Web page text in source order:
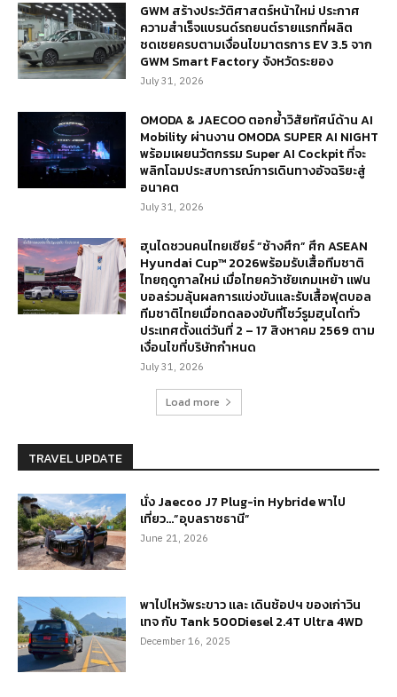
GWM สร้างประวัติศาสตร์หน้าใหม่ ประกาศ
ความสำเร็จแบรนด์รถยนต์รายแรกที่ผลิต
ชดเชยครบตามเงื่อนไขมาตรการ EV 3.5 จาก
GWM Smart Factory จังหวัดระยอง
July 31, 2026
OMODA & JAECOO ตอกย้ำวิสัยทัศน์ด้าน AI
Mobility ผ่านงาน OMODA SUPER AI NIGHT
พร้อมเผยนวัตกรรม Super AI Cockpit ที่จะ
พลิกโฉมประสบการณ์การเดินทางอัจฉริยะสู่
อนาคต
July 31, 2026
ฮุนไดชวนคนไทยเชียร์ “ช้างศึก” ศึก ASEAN
Hyundai Cup™ 2026พร้อมรับเสื้อทีมชาติ
ไทยฤดูกาลใหม่ เมื่อไทยคว้าชัยเกมเหย้า แฟน
บอลร่วมลุ้นผลการแข่งขันและรับเสื้อฟุตบอล
ทีมชาติไทยเมื่อทดลองขับที่โชว์รูมฮุนไดทั่ว
ประเทศตั้งแต่วันที่ 2 – 17 สิงหาคม 2569 ตาม
เงื่อนไขที่บริษัทกำหนด
July 31, 2026
Load more
TRAVEL UPDATE
นั่ง Jaecoo J7 Plug-in Hybride พาไป
เที่ยว…”อุบลราชธานี”
June 21, 2026
พาไปไหว้พระขาว และ เดินช้อปฯ ของเก่าวิน
เทจ กับ Tank 500Diesel 2.4T Ultra 4WD
December 16, 2025